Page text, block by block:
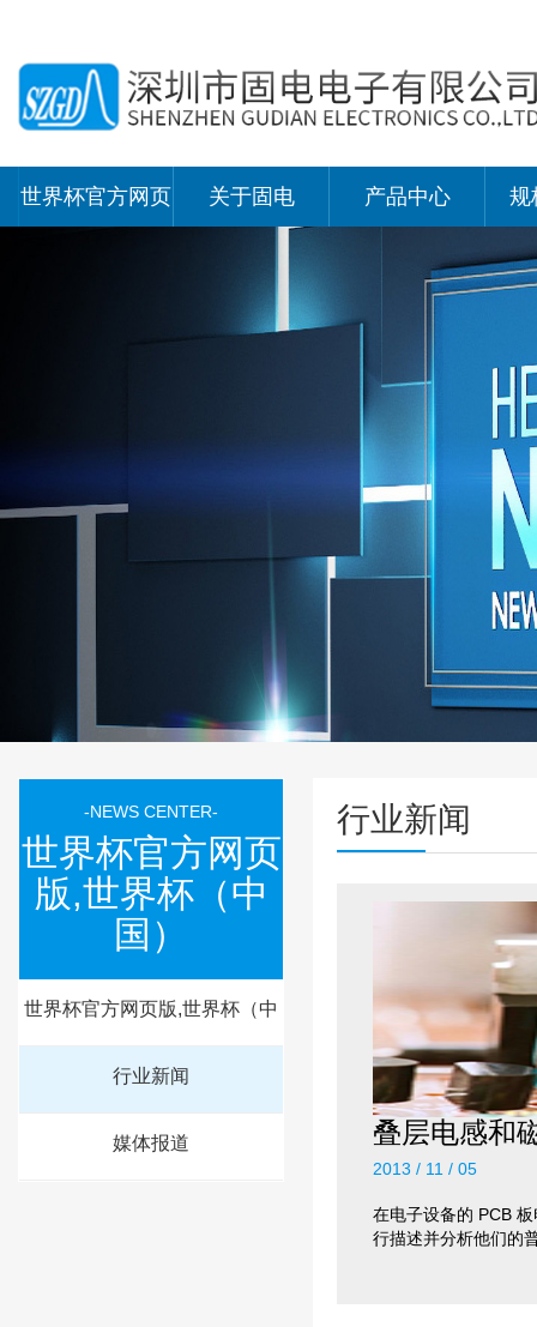
世界杯官方网页 关于固电 产品中心 规
-NEWS CENTER-
世界杯官方网页
版,世界杯（中
国）
世界杯官方网页版,世界杯（中
国）
行业新闻
媒体报道
行业新闻
叠层电感和
2013 / 11 / 05
在电子设备的 PCB
行描述并分析他们的